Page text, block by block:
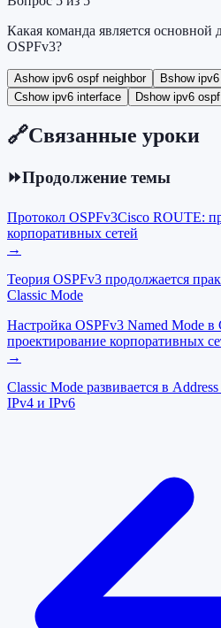
Какая команда является основной
OSPFv3?
Ashow ipv6 ospf neighbor Bshow
Cshow ipv6 interface Dshow ipv6
🔗Связанные уроки
⏩Продолжение темы
Протокол OSPFv3Cisco ROUTE:
корпоративных сетей
→
Теория OSPFv3 продолжается
Classic Mode
Настройка OSPFv3 Named Mode в
проектирование корпоративных
→
Classic Mode развивается в
IPv4 и IPv6